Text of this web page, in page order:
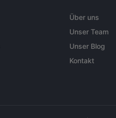
Über uns
Unser Team
Unser Blog
Kontakt